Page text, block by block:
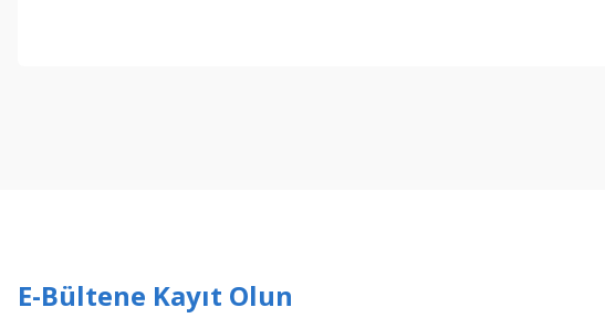
E-Bültene Kayıt Olun